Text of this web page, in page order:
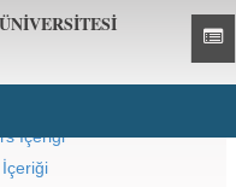
İçeriği
İçeriği